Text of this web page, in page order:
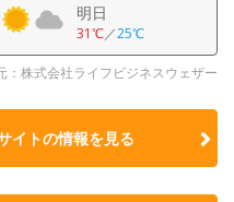
明日
31℃／25℃
：株式会社ライフビジネスウェザー
イトの情報を見る